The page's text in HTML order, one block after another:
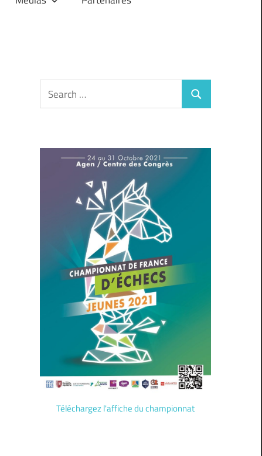
Search
for:
Search
Téléchargez l'affiche du championnat